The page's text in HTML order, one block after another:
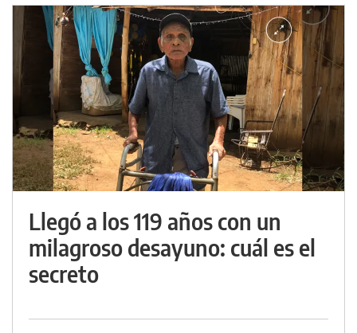
Llegó a los 119 años con un
milagroso desayuno: cuál es el
secreto